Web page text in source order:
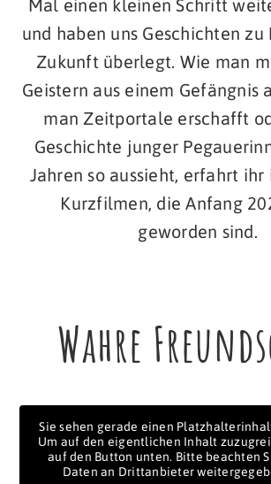
Mal einen kleinen Schritt
und haben uns Geschichten zu
Zukunft überlegt. Wie man
Geistern aus einem Gefängnis
man Zeitportale erschafft
Geschichte junger
Jahren so aussieht, erfahrt ihr
Kurzfilmen, die Anfang
geworden sind.
Wahre
Sie sehen gerade einen
Um auf den eigentlichen Inhalt
auf den Button unten. Bitte beachten
Daten an Drittanbieter